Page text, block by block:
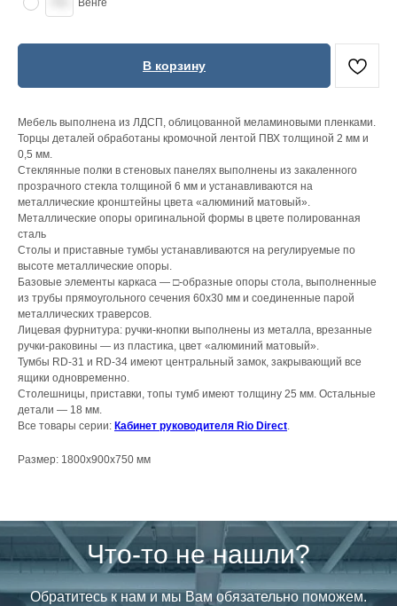
Венге
В корзину
Мебель выполнена из ЛДСП, облицованной меламиновыми пленками.
Торцы деталей обработаны кромочной лентой ПВХ толщиной 2 мм и
0,5 мм.
Стеклянные полки в стеновых панелях выполнены из закаленного
прозрачного стекла толщиной 6 мм и устанавливаются на
металлические кронштейны цвета «алюминий матовый».
Металлические опоры оригинальной формы в цвете полированная
сталь
Столы и приставные тумбы устанавливаются на регулируемые по
высоте металлические опоры.
Базовые элементы каркаса — □-образные опоры стола, выполненные
из трубы прямоугольного сечения 60х30 мм и соединенные парой
металлических траверсов.
Лицевая фурнитура: ручки-кнопки выполнены из металла, врезанные
ручки-раковины — из пластика, цвет «алюминий матовый».
Тумбы RD-31 и RD-34 имеют центральный замок, закрывающий все
ящики одновременно.
Столешницы, приставки, топы тумб имеют толщину 25 мм. Остальные
детали — 18 мм.
Все товары серии: Кабинет руководителя Rio Direct.
Размер: 1800х900х750 мм
Что-то не нашли?
Обратитесь к нам и мы Вам обязательно поможем.